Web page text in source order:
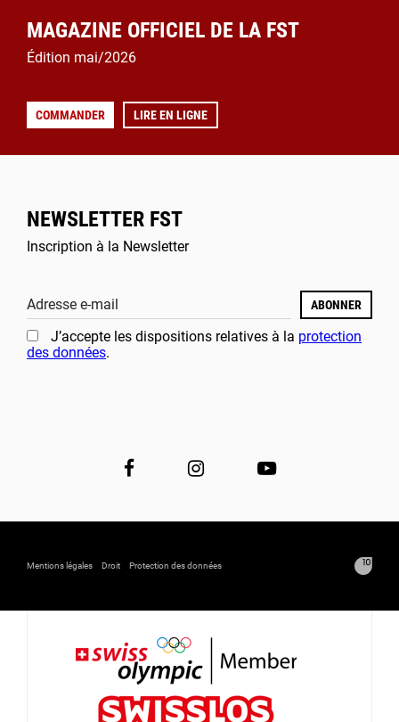
MAGAZINE OFFICIEL DE LA FST
Édition mai/2026
COMMANDER LIRE EN LIGNE
NEWSLETTER FST
Inscription à la Newsletter
Adresse e-mail ABONNER
J’accepte les dispositions relatives à la protection
des données.
Mentions légales Droit Protection des données